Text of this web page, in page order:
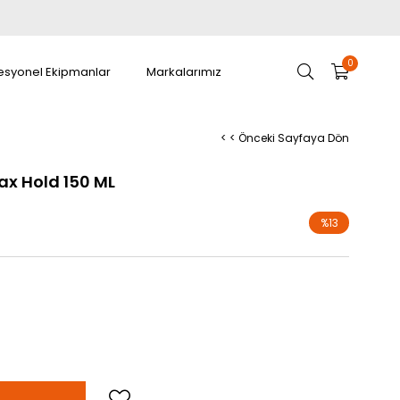
0
Ekipmanlar Markalarımız
< < Önceki Sayfaya Dön
Hold 150 ML
%13